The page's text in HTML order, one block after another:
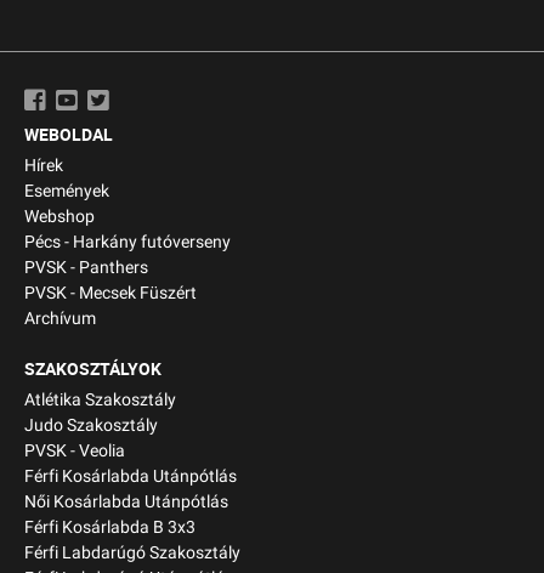
WEBOLDAL
Hírek
Események
Webshop
Pécs - Harkány futóverseny
PVSK - Panthers
PVSK - Mecsek Füszért
Archívum
SZAKOSZTÁLYOK
Atlétika Szakosztály
Judo Szakosztály
PVSK - Veolia
Férfi Kosárlabda Utánpótlás
Női Kosárlabda Utánpótlás
Férfi Kosárlabda B 3x3
Férfi Labdarúgó Szakosztály